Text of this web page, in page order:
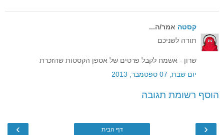
קסטה אמר/ה...
תודה לשניכם
שרון - אשמח לקבל פרטים של אספן הקסטות שהזכרת
יום שבת, 07 ספטמבר, 2013
הוסף רשומת תגובה
‹
› דף הבית